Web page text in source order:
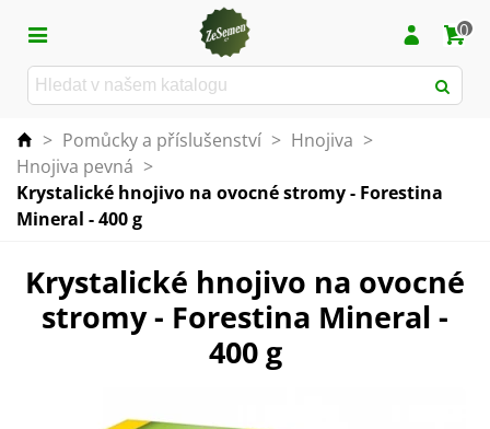
0
> Pomůcky a příslušenství > Hnojiva >
Hnojiva pevná >
Krystalické hnojivo na ovocné stromy - Forestina
Mineral - 400 g
Krystalické hnojivo na ovocné
stromy - Forestina Mineral -
400 g